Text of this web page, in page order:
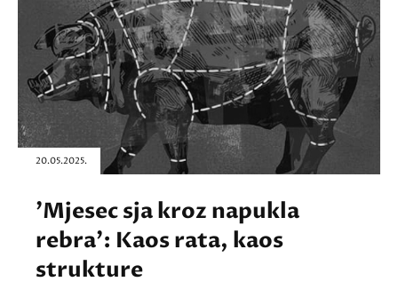
20.05.2025.
'Mjesec sja kroz napukla
rebra': Kaos rata, kaos
strukture